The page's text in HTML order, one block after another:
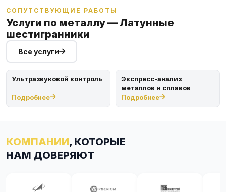
СОПУТСТВУЮЩИЕ РАБОТЫ
Услуги по металлу — Латунные
шестигранники
Все услуги
Ультразвуковой контроль
Подробнее
Экспресс-анализ
металлов и сплавов
Подробнее
КОМПАНИИ, КОТОРЫЕ
НАМ ДОВЕРЯЮТ